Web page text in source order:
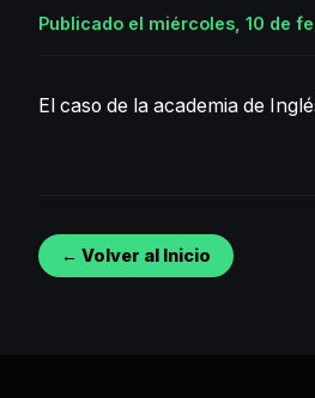
Publicado el miércoles, 10 de
El caso de la academia de
← Volver al Inicio